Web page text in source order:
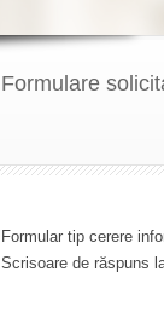
Formulare
Formular tip cerere
Scrisoare de răspuns